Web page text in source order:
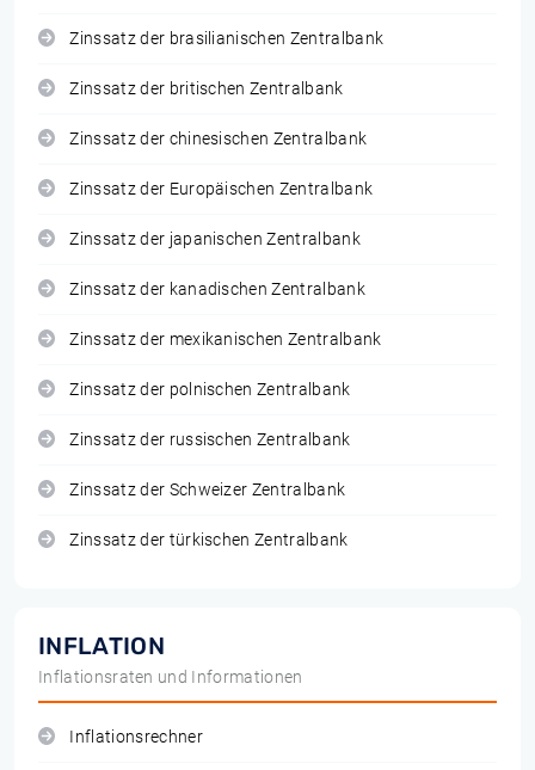
Zinssatz der brasilianischen Zentralbank
Zinssatz der britischen Zentralbank
Zinssatz der chinesischen Zentralbank
Zinssatz der Europäischen Zentralbank
Zinssatz der japanischen Zentralbank
Zinssatz der kanadischen Zentralbank
Zinssatz der mexikanischen Zentralbank
Zinssatz der polnischen Zentralbank
Zinssatz der russischen Zentralbank
Zinssatz der Schweizer Zentralbank
Zinssatz der türkischen Zentralbank
INFLATION
Inflationsraten und Informationen
Inflationsrechner